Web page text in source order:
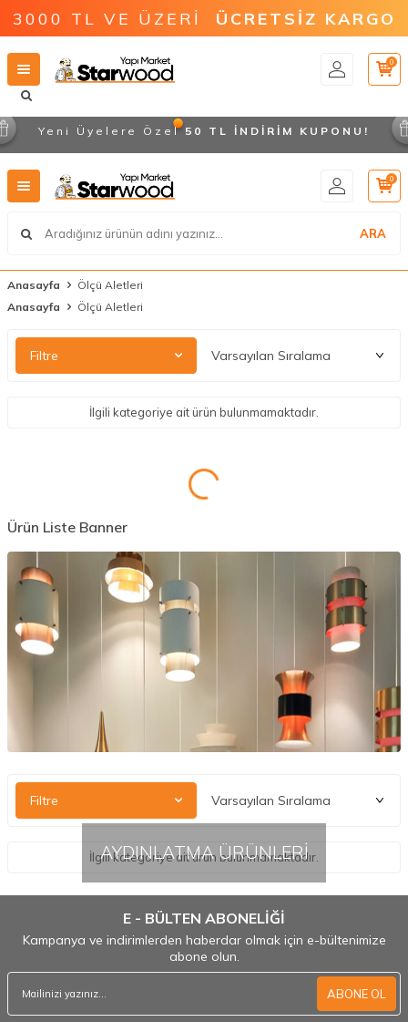
3000 TL VE ÜZERİ ÜCRETSİZ KARGO
0
Yeni Üyelere Özel 50 TL İNDİRİM KUPONU!
ARA
0
Anasayfa
Ölçü Aletleri
Anasayfa
Ölçü Aletleri
Filtre
İlgili kategoriye ait ürün bulunmamaktadır.
Ürün Liste Banner
AYDINLATMA ÜRÜNLERİ
Filtre
İlgili kategoriye ait ürün bulunmamaktadır.
E - BÜLTEN ABONELİĞİ
Kampanya ve indirimlerden haberdar olmak için e-bültenimize
abone olun.
ABONE OL